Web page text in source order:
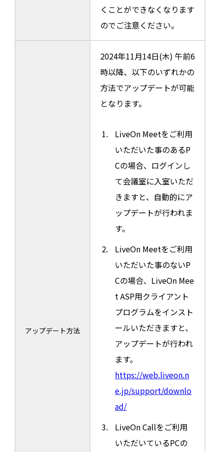
くことができなくなります
のでご注意ください。
アップデート方法
2024年11月14日(木) 午前6
時以降、以下のいずれかの
方法でアップデートが可能
となります。
LiveOn Meetをご利用
いただいた事のあるP
Cの場合、ログインし
て会議室に入室いただ
きますと、自動的にア
ップデートが行われま
す。
LiveOn Meetをご利用
いただいた事のないP
Cの場合、LiveOn Mee
t ASP用クライアント
プログラムをインスト
ールいただきますと、
アップデートが行われ
ます。
https://web.liveon.n
e.jp/support/downlo
ad/
LiveOn Callをご利用
いただいているPCの